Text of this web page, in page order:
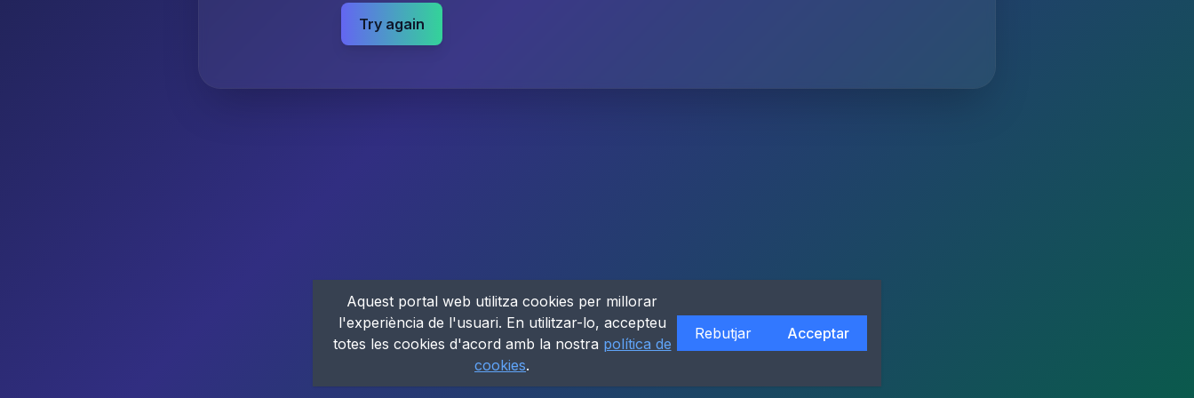
Try again
Aquest portal web utilitza cookies per millorar
l'experiència de l'usuari. En utilitzar-lo, accepteu
totes les cookies d'acord amb la nostra política de
cookies.
Rebutjar Acceptar